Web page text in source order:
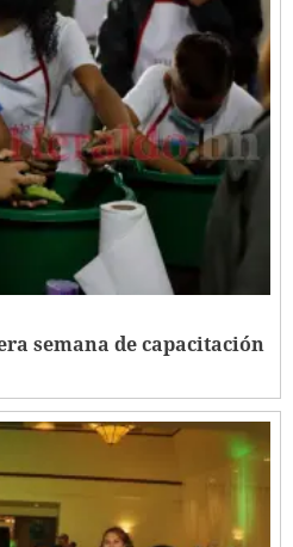
semana de capacitación